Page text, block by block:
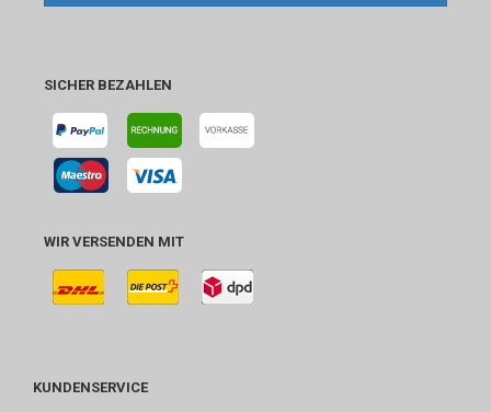
SICHER BEZAHLEN
WIR VERSENDEN MIT
KUNDENSERVICE